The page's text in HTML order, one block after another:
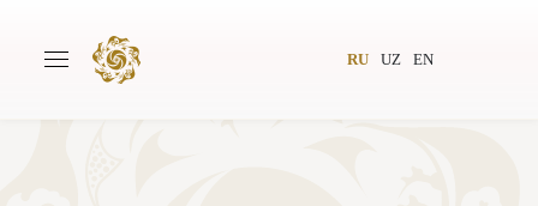
RU UZ EN